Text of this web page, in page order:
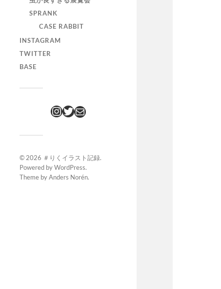
SPRANK
CASE RABBIT
INSTAGRAM
TWITTER
BASE
© 2026 ＃りくイラスト記録.
Powered byWordPress.
Theme byAnders Norén.